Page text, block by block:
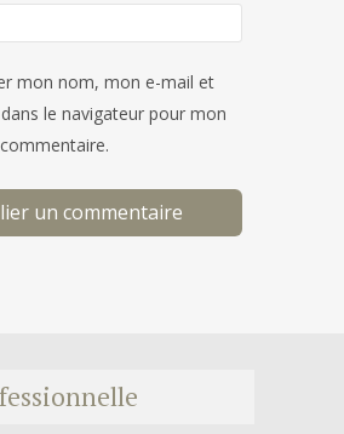
mon nom, mon e-mail et
le navigateur pour mon